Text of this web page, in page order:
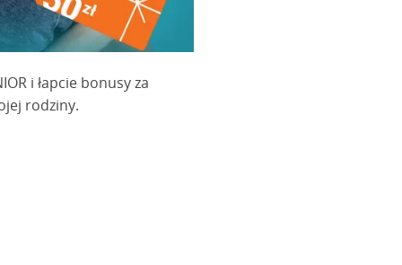
i łapcie bonusy za
rodziny.